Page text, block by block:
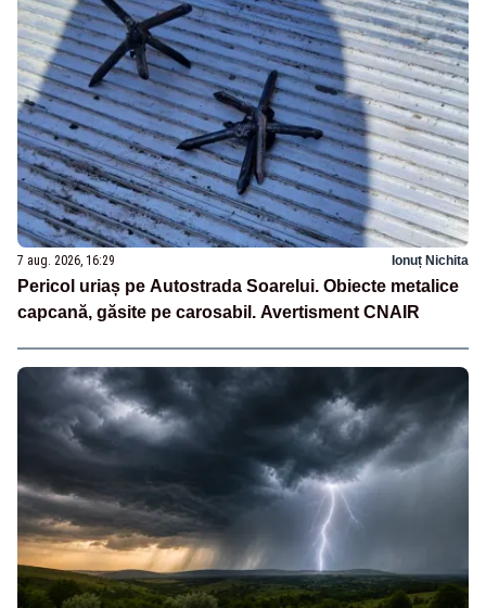
7 aug. 2026, 16:29 Ionuț Nichita
Pericol uriaș pe Autostrada Soarelui. Obiecte metalice
capcană, găsite pe carosabil. Avertisment CNAIR